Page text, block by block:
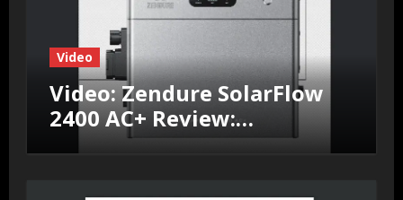
Video
Video: Zendure SolarFlow
2400 AC+ Review:
Efficiëntie, prestaties &